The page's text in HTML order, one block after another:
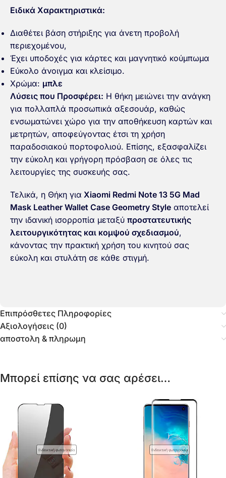
Ειδικά Χαρακτηριστικά:
Διαθέτει βάση στήριξης για άνετη προβολή
περιεχομένου,
Έχει υποδοχές για κάρτες και μαγνητικό κούμπωμα
Εύκολο άνοιγμα και κλείσιμο.
Χρώμα: μπλε
Λύσεις που Προσφέρει: Η θήκη μειώνει την ανάγκη
για πολλαπλά προσωπικά αξεσουάρ, καθώς
ενσωματώνει χώρο για την αποθήκευση καρτών και
μετρητών, αποφεύγοντας έτσι τη χρήση
παραδοσιακού πορτοφολιού. Επίσης, εξασφαλίζει
την εύκολη και γρήγορη πρόσβαση σε όλες τις
λειτουργίες της συσκευής σας.
Τελικά, η Θήκη για Xiaomi Redmi Note 13 5G Mad
Mask Leather Wallet Case Geometry Style αποτελεί
την ιδανική ισορροπία μεταξύ προστατευτικής
λειτουργικότητας και κομψού σχεδιασμού,
κάνοντας την πρακτική χρήση του κινητού σας
εύκολη και στυλάτη σε κάθε στιγμή.
Επιπρόσθετες Πληροφορίες
Αξιολογήσεις (0)
αποστολη & πληρωμη
Μπορεί επίσης να σας αρέσει…
Ενδεικτική φωτογραφία Ενδεικτική φωτογραφία